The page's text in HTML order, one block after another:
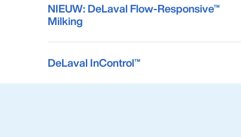
NIEUW: DeLaval Flow-Responsive™
Milking
DeLaval InControl™